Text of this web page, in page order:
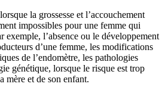
la grossesse et l’accouchement
impossibles pour une femme qui
exemple, l’absence ou le développement
d’une femme, les modifications
de l’endomètre, les pathologies
génétique, lorsque le risque est trop
mère et de son enfant.